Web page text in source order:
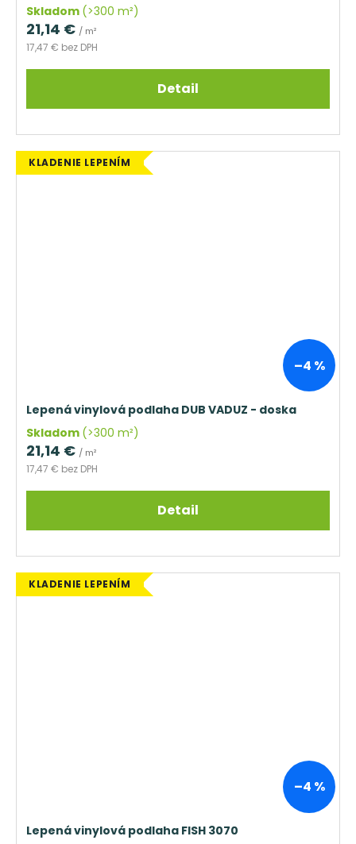
Skladom (>300 m²)
17,47 € bez DPH
21,14 € / m²
Detail
KLADENIE LEPENÍM
–4 %
Lepená vinylová podlaha DUB VADUZ - doska
Skladom (>300 m²)
17,47 € bez DPH
21,14 € / m²
Detail
KLADENIE LEPENÍM
–4 %
Lepená vinylová podlaha FISH 3070